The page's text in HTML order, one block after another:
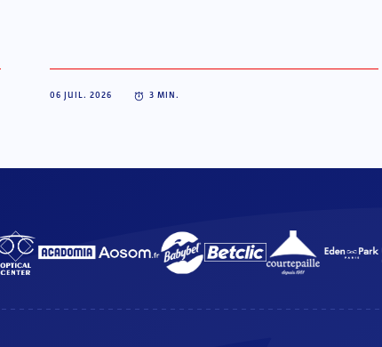
06 JUIL. 2026 3 MIN.